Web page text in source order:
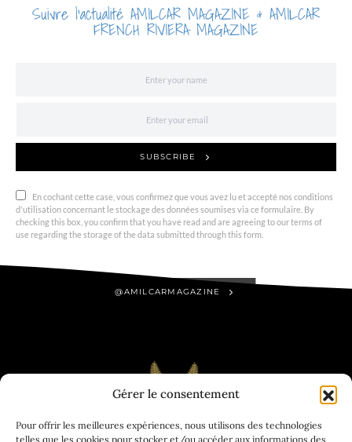
Gérer le consentement
Pour offrir les meilleures expériences, nous utilisons des technologies
telles que les cookies pour stocker et/ou accéder aux informations des
Suivre l'actualité AMILCAR MAGAZINE & AMILCAR
FRENCH RIVIERA MAGAZINE
SUBSCRIBE
En cochant cette case, vous confirmez que vous avez lu et accepté nos conditions
d'utilisation concernant le stockage des données soumises via ce formulaire. By
checking this box, you confirm that you have read and are agreeing to our terms of
use regarding the storage of the data submitted through this form.
@AMILCARMAGAZINE